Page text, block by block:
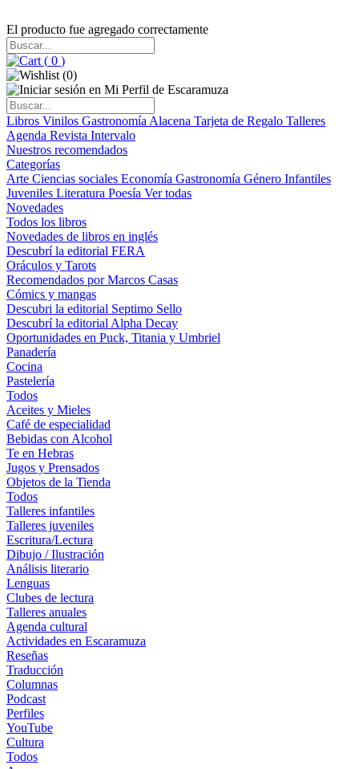
El producto fue agregado correctamente
( 0 )
(0)
Libros Vinilos Gastronomía Alacena Tarjeta de Regalo Talleres
Agenda Revista Intervalo
Nuestros recomendados
Categorías
Arte Ciencias sociales Economía Gastronomía Género Infantiles
Juveniles Literatura Poesía Ver todas
Novedades
Todos los libros
Novedades de libros en inglés
Descubrí la editorial FERA
Oráculos y Tarots
Recomendados por Marcos Casas
Cómics y mangas
Descubri la editorial Septimo Sello
Descubrí la editorial Alpha Decay
Oportunidades en Puck, Titania y Umbriel
Panadería
Cocina
Pastelería
Todos
Aceites y Mieles
Café de especialidad
Bebidas con Alcohol
Te en Hebras
Jugos y Prensados
Objetos de la Tienda
Todos
Talleres infantiles
Talleres juveniles
Escritura/Lectura
Dibujo / Ilustración
Análisis literario
Lenguas
Clubes de lectura
Talleres anuales
Agenda cultural
Actividades en Escaramuza
Reseñas
Traducción
Columnas
Podcast
Perfiles
YouTube
Cultura
Todos